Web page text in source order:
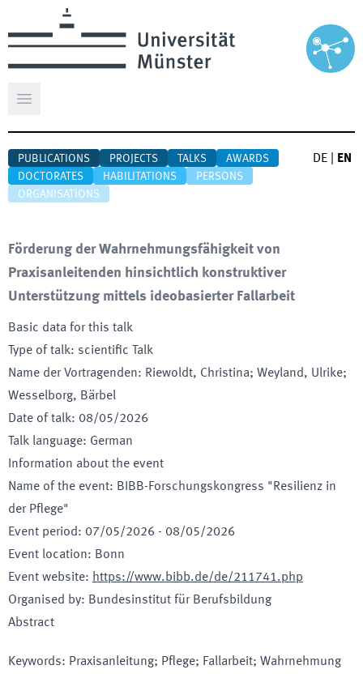
Open main menu
PUBLICATIONS PROJECTS TALKS
AWARDS
DOCTORATES
HABILITATIONS
PERSONS
ORGANISATIONS
DE EN
Förderung der Wahrnehmungsfähigkeit von
Praxisanleitenden hinsichtlich konstruktiver
Unterstützung mittels ideobasierter Fallarbeit
Basic data for this talk
Type of talk: scientific Talk
Name der Vortragenden: Riewoldt, Christina; Weyland, Ulrike;
Wesselborg, Bärbel
Date of talk: 08/05/2026
Talk language: German
Information about the event
Name of the event: BIBB-Forschungskongress "Resilienz in
der Pflege"
Event period: 07/05/2026 - 08/05/2026
Event location: Bonn
Event website: https://www.bibb.de/de/211741.php
Organised by: Bundesinstitut für Berufsbildung
Abstract
Keywords: Praxisanleitung; Pflege; Fallarbeit; Wahrnehmung